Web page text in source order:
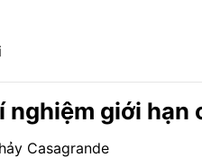
giới hạn
Casagrande